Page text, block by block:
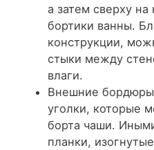
а затем сверху
бортики ванны.
конструкции,
стыки между
влаги.
Внешние
уголки, которые
борта чаши.
планки,